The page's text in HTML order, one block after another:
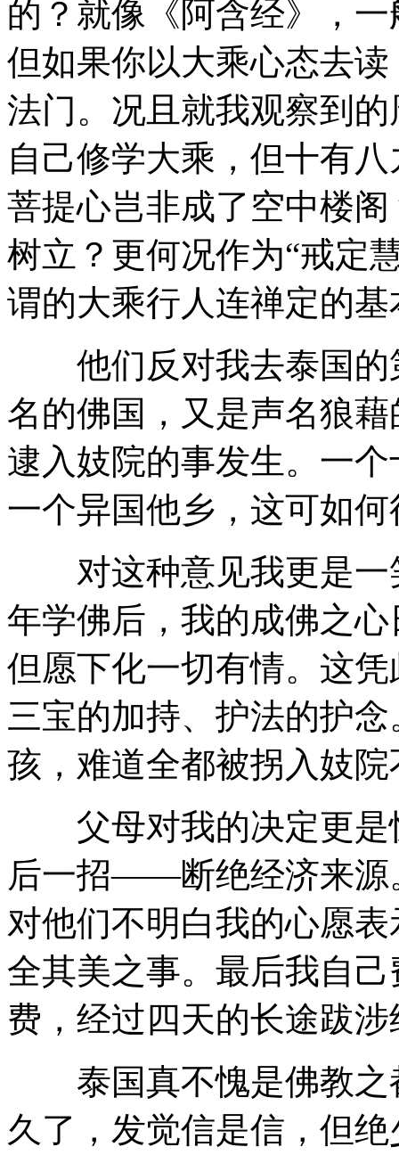
的？就像《阿含经》，
但如果你以大乘心态去
法门。况且就我观察到
自己修学大乘，但十有
菩提心岂非成了空中楼
树立？更何况作为“戒定
谓的大乘行人连禅定的
他们反对我去泰国的
名的佛国，又是声名狼
逮入妓院的事发生。一
一个异国他乡，这可如何
对这种意见我更是一
年学佛后，我的成佛之
但愿下化一切有情。这
三宝的加持、护法的护
孩，难道全都被拐入妓院
父母对我的决定更是
后一招——断绝经济来源
对他们不明白我的心愿
全其美之事。最后我自
费，经过四天的长途跋
泰国真不愧是佛教之
久了，发觉信是信，但